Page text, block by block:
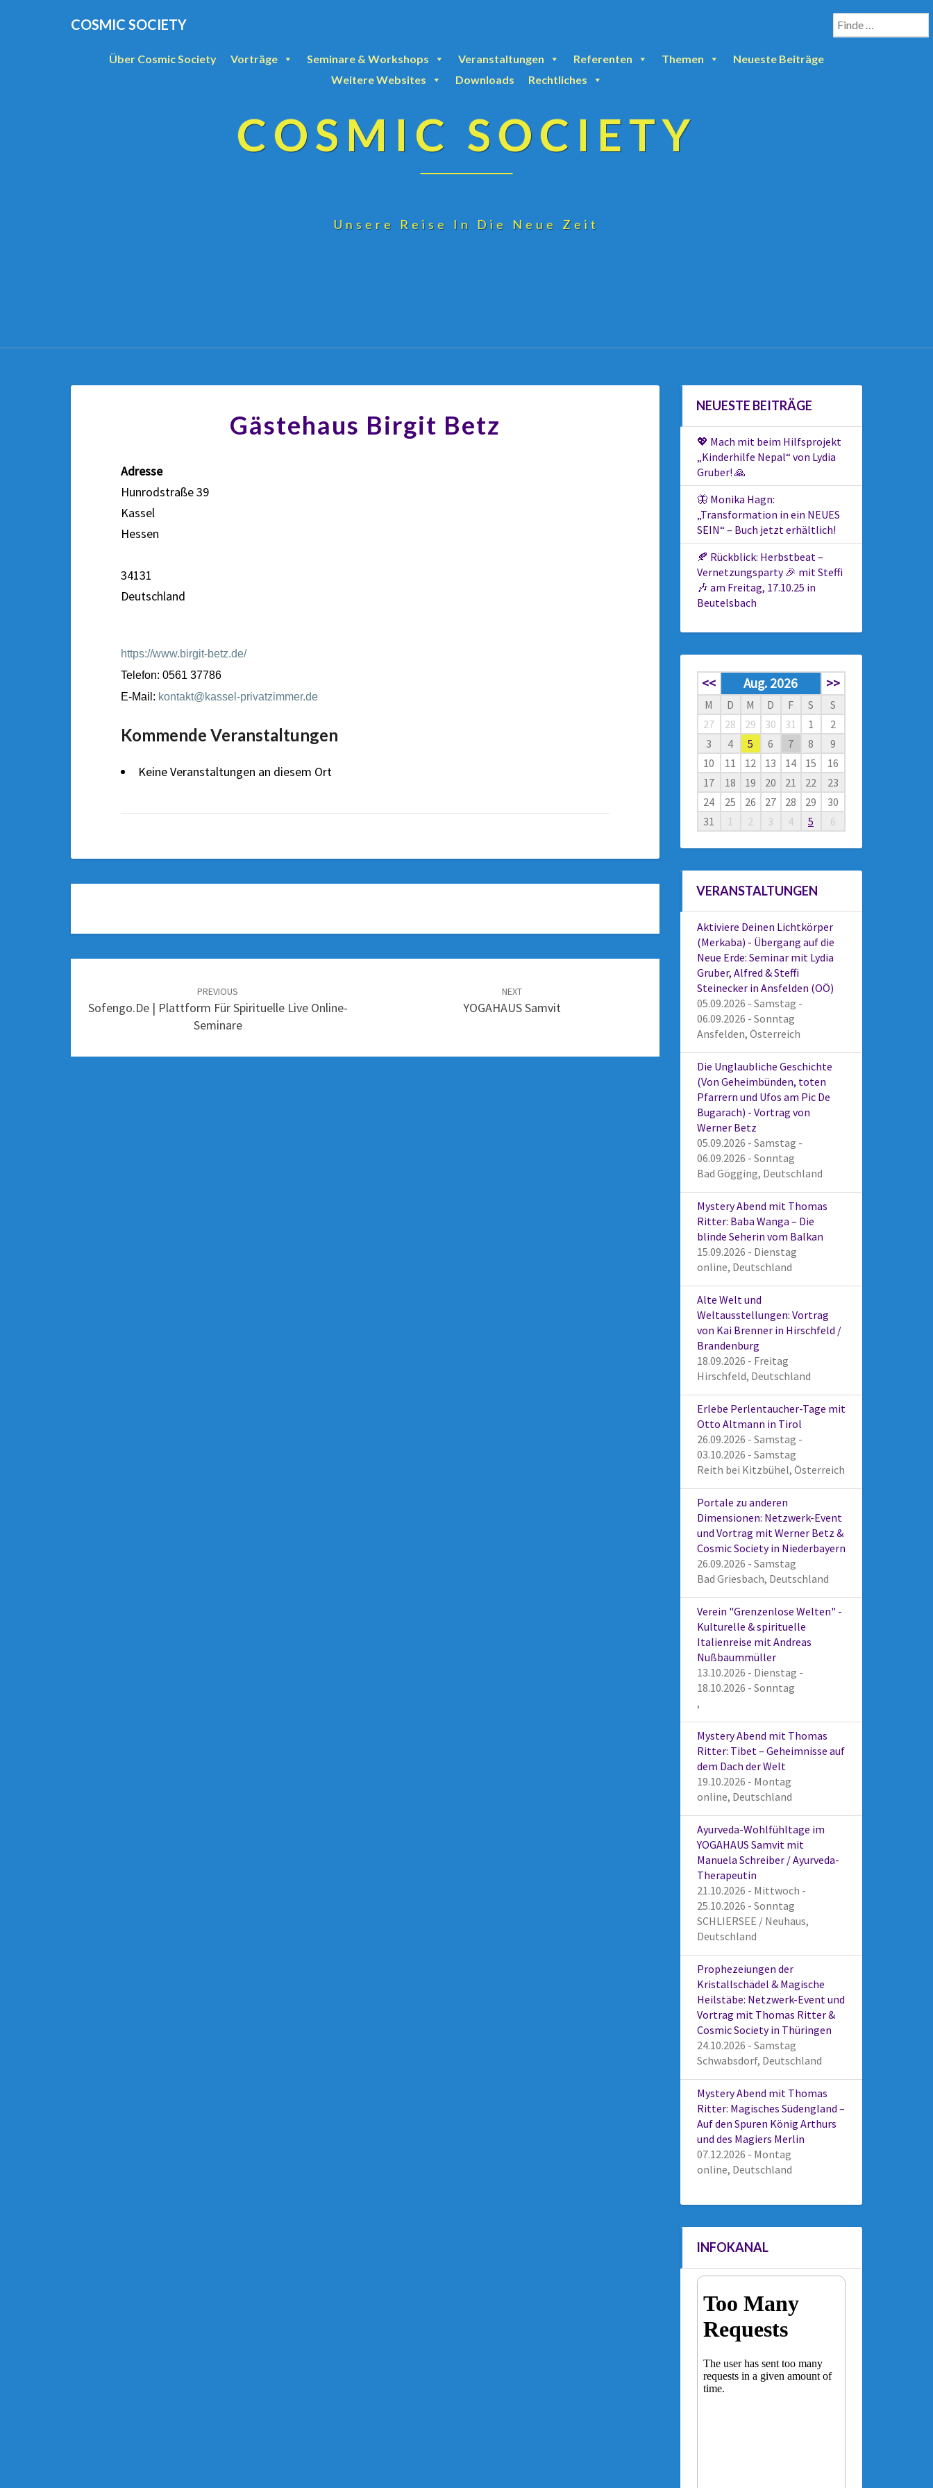
COSMIC SOCIETY
Über Cosmic Society Vorträge Seminare & Workshops Veranstaltungen Referenten Themen
Neueste Beiträge
Weitere Websites
Downloads Rechtliches
COSMIC SOCIETY
Unsere Reise In Die Neue Zeit
Gästehaus Birgit Betz
Adresse
Hunrodstraße 39
Kassel
Hessen
34131
Deutschland
https://www.birgit-betz.de/
Telefon: 0561 37786
E-Mail: kontakt@kassel-privatzimmer.de
Kommende Veranstaltungen
Keine Veranstaltungen an diesem Ort
PREVIOUS
Sofengo.de | Plattform Für Spirituelle Live Online-
Seminare
NEXT
YOGAHAUS Samvit
NEUESTE BEITRÄGE
💖 Mach mit beim Hilfsprojekt
„Kinderhilfe Nepal“ von Lydia
Gruber! 🙏
🦋 Monika Hagn:
„Transformation in ein NEUES
SEIN“ – Buch jetzt erhältlich!
🍂 Rückblick: Herbstbeat –
Vernetzungsparty 🎉 mit Steffi
🎶 am Freitag, 17.10.25 in
Beutelsbach
<< Aug. 2026 >>
M D M D F S
S
27
28 29 30 31 1
2
3
4 5 6 7 8
9
10
11 12 13 14 15
16
17
18 19 20 21 22
23
24
25 26 27 28 29
30
31
1 2 3 4 5 6
VERANSTALTUNGEN
Aktiviere Deinen Lichtkörper
(Merkaba) - Übergang auf die
Neue Erde: Seminar mit Lydia
Gruber, Alfred & Steffi
Steinecker in Ansfelden (OÖ)
05.09.2026 - Samstag -
06.09.2026 - Sonntag
Ansfelden, Österreich
Die Unglaubliche Geschichte
(Von Geheimbünden, toten
Pfarrern und Ufos am Pic De
Bugarach) - Vortrag von
Werner Betz
05.09.2026 - Samstag -
06.09.2026 - Sonntag
Bad Gögging, Deutschland
Mystery Abend mit Thomas
Ritter: Baba Wanga – Die
blinde Seherin vom Balkan
15.09.2026 - Dienstag
online, Deutschland
Alte Welt und
Weltausstellungen: Vortrag
von Kai Brenner in Hirschfeld /
Brandenburg
18.09.2026 - Freitag
Hirschfeld, Deutschland
Erlebe Perlentaucher-Tage mit
Otto Altmann in Tirol
26.09.2026 - Samstag -
03.10.2026 - Samstag
Reith bei Kitzbühel, Österreich
Portale zu anderen
Dimensionen: Netzwerk-Event
und Vortrag mit Werner Betz &
Cosmic Society in Niederbayern
26.09.2026 - Samstag
Bad Griesbach, Deutschland
Verein "Grenzenlose Welten" -
Kulturelle & spirituelle
Italienreise mit Andreas
Nußbaummüller
13.10.2026 - Dienstag -
18.10.2026 - Sonntag
,
Mystery Abend mit Thomas
Ritter: Tibet – Geheimnisse auf
dem Dach der Welt
19.10.2026 - Montag
online, Deutschland
Ayurveda-Wohlfühltage im
YOGAHAUS Samvit mit
Manuela Schreiber / Ayurveda-
Therapeutin
21.10.2026 - Mittwoch -
25.10.2026 - Sonntag
SCHLIERSEE / Neuhaus,
Deutschland
Prophezeiungen der
Kristallschädel & Magische
Heilstäbe: Netzwerk-Event und
Vortrag mit Thomas Ritter &
Cosmic Society in Thüringen
24.10.2026 - Samstag
Schwabsdorf, Deutschland
Mystery Abend mit Thomas
Ritter: Magisches Südengland –
Auf den Spuren König Arthurs
und des Magiers Merlin
07.12.2026 - Montag
online, Deutschland
INFOKANAL